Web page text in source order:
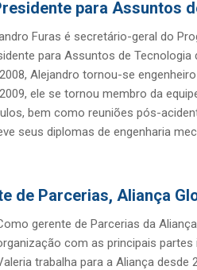
para Assuntos
Furas é secretário-geral do
para Assuntos de Tecnologia
Alejandro tornou-se
ele se tornou membro da
bem como reuniões pós-
seus diplomas de engenharia
de Parcerias, Aliança
gerente de Parcerias da
com as principais partes
trabalha para a Aliança desde